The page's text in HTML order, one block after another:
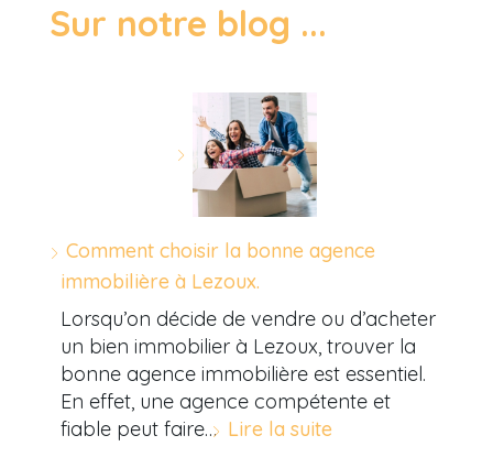
Sur notre blog ...
Comment choisir la bonne agence
immobilière à Lezoux.
Lorsqu’on décide de vendre ou d’acheter
un bien immobilier à Lezoux, trouver la
bonne agence immobilière est essentiel.
En effet, une agence compétente et
fiable peut faire… Lire la suite